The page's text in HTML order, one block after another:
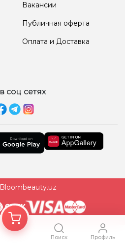
Вакансии
Публичная оферта
Оплата и Доставка
соц сетях
Поиск Профиль